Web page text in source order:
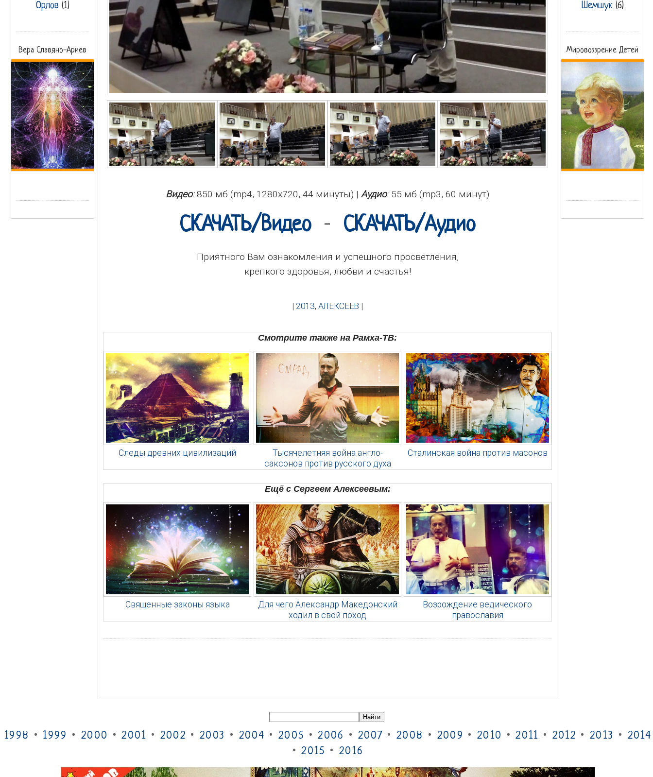
Орлов (1)
Вера Славяно-Ариев
Видео:850 мб (mp4, 1280x720, 44 минуты) | Аудио:55 мб (mp3, 60 минут)
СКАЧАТЬ/Видео - СКАЧАТЬ/Аудио
Приятного Вам ознакомления и успешного просветления,
крепкого здоровья, любви и счастья!
2013, АЛЕКСЕЕВ
Смотрите также на Рамха-ТВ:
Следы древних цивилизаций
Тысячелетняя война англо-
саксонов против русского духа
Сталинская война против масонов
Ещё с Сергеем Алексеевым:
Священные законы языка
Для чего Александр Македонский
ходил в свой поход
Возрождение ведического
православия
Шемшук (6)
Мировоззрение Детей
1998 •1999 • 2000 •2001 • 2002 •2003 • 2004 • 2005 •2006 • 2007 •2008 • 2009 • 2010 •2011 • 2012 •2013 • 2014
•2015 • 2016